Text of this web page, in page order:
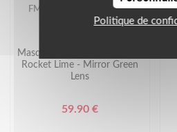
FMF
Masque cross POWERBOMB
Rocket Lime - Mirror Green
Lens
59.90 €
Politique de